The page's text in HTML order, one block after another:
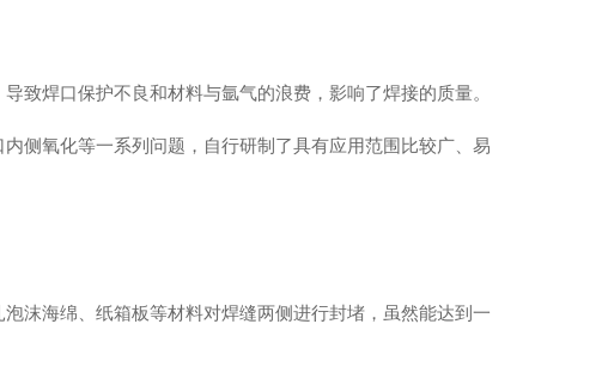
致焊口保护不良和材料与氩气的浪费，影响了焊接的质量。
侧氧化等一系列问题，自行研制了具有应用范围比较广、易
沫海绵、纸箱板等材料对焊缝两侧进行封堵，虽然能达到一